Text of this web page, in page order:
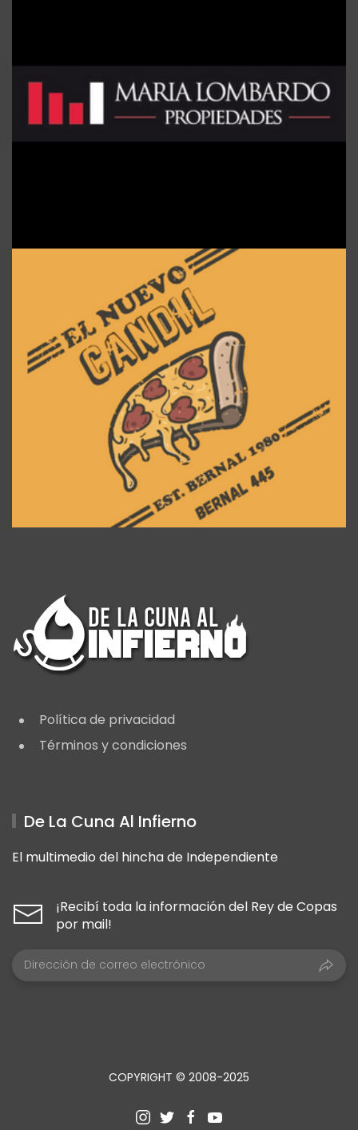
Política de privacidad
Términos y condiciones
De La Cuna Al Infierno
El multimedio del hincha de Independiente
¡Recibí toda la información del Rey de Copas
por mail!
COPYRIGHT © 2008-2025